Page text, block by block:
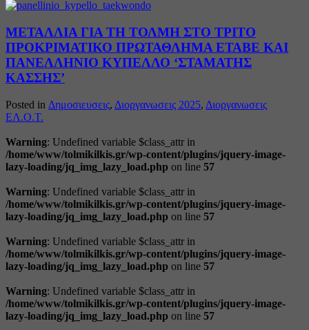
ΜΕΤΑΛΛΙΑ ΓΙΑ ΤΗ ΤΟΛΜΗ ΣΤΟ ΤΡΙΤΟ
ΠΡΟΚΡΙΜΑΤΙΚΟ ΠΡΩΤΑΘΛΗΜΑ ΕΤΑΒΕ ΚΑΙ
ΠΑΝΕΛΛΗΝΙΟ ΚΥΠΕΛΛΟ ‘ΣΤΑΜΑΤΗΣ
ΚΑΣΣΗΣ’
Posted in Δημοσιευσεις, Διοργανωσεις 2025, Διοργανωσεις
ΕΛ.Ο.Τ.
Warning: Undefined variable $class_attr in
/home/www/tolmikilkis.gr/wp-content/plugins/jquery-image-
lazy-loading/jq_img_lazy_load.php on line 57
Warning: Undefined variable $class_attr in
/home/www/tolmikilkis.gr/wp-content/plugins/jquery-image-
lazy-loading/jq_img_lazy_load.php on line 57
Warning: Undefined variable $class_attr in
/home/www/tolmikilkis.gr/wp-content/plugins/jquery-image-
lazy-loading/jq_img_lazy_load.php on line 57
Warning: Undefined variable $class_attr in
/home/www/tolmikilkis.gr/wp-content/plugins/jquery-image-
lazy-loading/jq_img_lazy_load.php on line 57